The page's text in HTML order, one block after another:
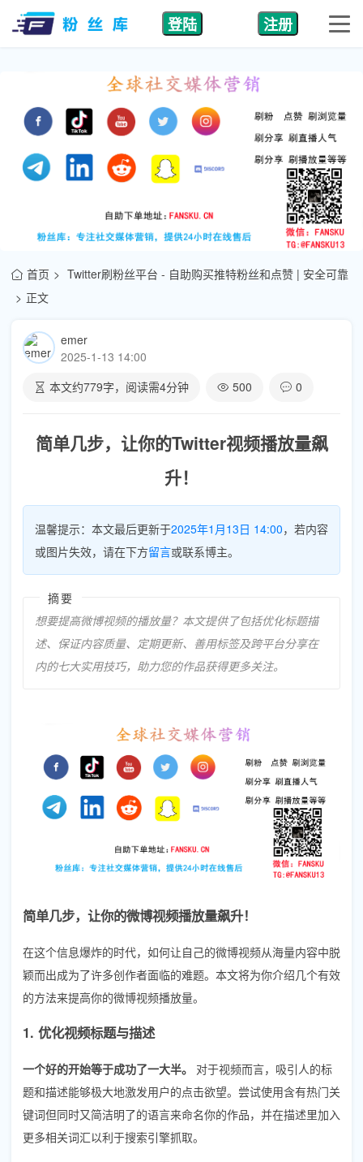
登陆 注册
首页
Twitter刷粉丝平台 - 自助购买推特粉丝和点赞 | 安全可靠
正文
emer
2025-1-13 14:00
本文约779字，阅读需4分钟 500 0
简单几步，让你的Twitter视频播放量飙
升！
温馨提示：本文最后更新于2025年1月13日 14:00，若内容
或图片失效，请在下方留言或联系博主。
摘要
想要提高微博视频的播放量？本文提供了包括优化标题描
述、保证内容质量、定期更新、善用标签及跨平台分享在
内的七大实用技巧，助力您的作品获得更多关注。
简单几步，让你的微博视频播放量飙升！
在这个信息爆炸的时代，如何让自己的微博视频从海量内容中脱
颖而出成为了许多创作者面临的难题。本文将为你介绍几个有效
的方法来提高你的微博视频播放量。
1. 优化视频标题与描述
一个好的开始等于成功了一大半。
对于视频而言，吸引人的标
题和描述能够极大地激发用户的点击欲望。尝试使用含有热门关
键词但同时又简洁明了的语言来命名你的作品，并在描述里加入
更多相关词汇以利于搜索引擎抓取。